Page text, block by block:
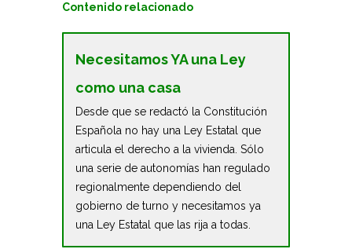
Contenido relacionado
Necesitamos YA una Ley
como una casa
Desde que se redactó la Constitución
Española no hay una Ley Estatal que
articula el derecho a la vivienda. Sólo
una serie de autonomías han regulado
regionalmente dependiendo del
gobierno de turno y necesitamos ya
una Ley Estatal que las rija a todas.